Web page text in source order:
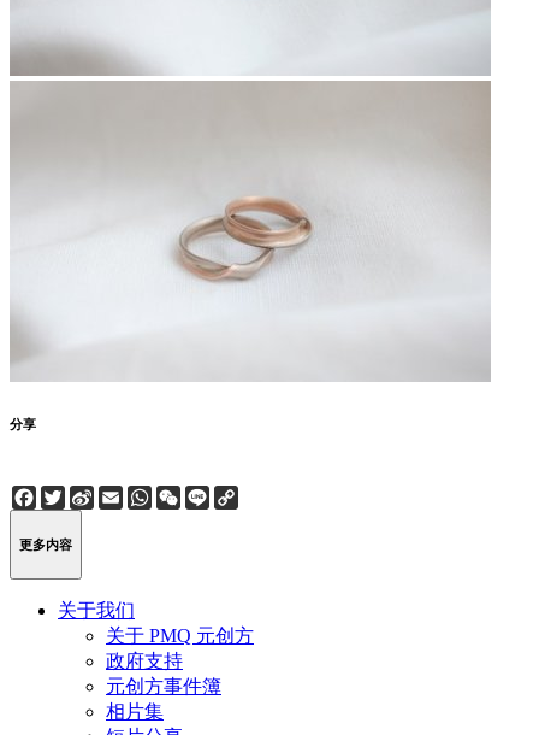
分享
Facebook
Twitter
Sina
Weibo
EmailWhatsApp
WeChat
Line
更多内容
关于我们
关于 PMQ 元创方
政府支持
元创方事件簿
相片集